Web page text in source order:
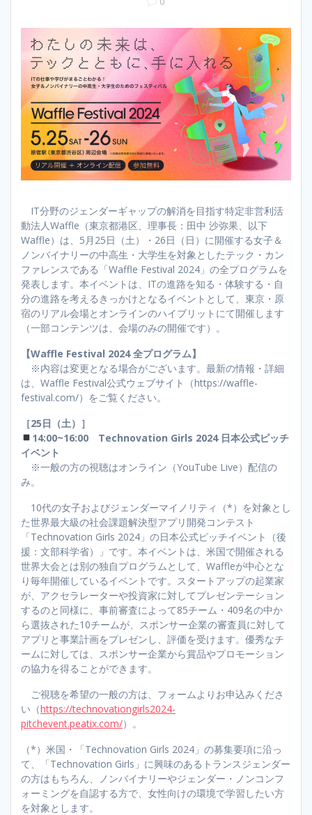
IT分野のジェンダーギャップの解消を目指す特定非営利活
動法人Waffle（東京都港区、理事長：田中 沙弥果、以下
Waffle）は、5月25日（土）・26日（日）に開催する女子＆
ノンバイナリーの中高生・大学生を対象としたテック・カン
ファレンスである「Waffle Festival 2024」の全プログラムを
発表します。本イベントは、ITの進路を知る・体験する・自
分の進路を考えるきっかけとなるイベントとして、東京・原
宿のリアル会場とオンラインのハイブリットにて開催します
（一部コンテンツは、会場のみの開催です）。
【Waffle Festival 2024 全プログラム】
※内容は変更となる場合がございます。最新の情報・詳細
は、Waffle Festival公式ウェブサイト（https://waffle-
festival.com/）をご覧ください。
［25日（土）］
14:00~16:00 Technovation Girls 2024 日本公式ピッチ
イベント
※一般の方の視聴はオンライン（YouTube Live）配信の
み。
10代の女子およびジェンダーマイノリティ（*）を対象とし
た世界最大級の社会課題解決型アプリ開発コンテスト
「Technovation Girls 2024」の日本公式ピッチイベント（後
援：文部科学省）」です。本イベントは、米国で開催される
世界大会とは別の独自プログラムとして、Waffleが中心とな
り毎年開催しているイベントです。スタートアップの起業家
が、アクセラレーターや投資家に対してプレゼンテーション
するのと同様に、事前審査によって85チーム・409名の中か
ら選抜された10チームが、スポンサー企業の審査員に対して
アプリと事業計画をプレゼンし、評価を受けます。優秀なチ
ームに対しては、スポンサー企業から賞品やプロモーション
の協力を得ることができます。
ご視聴を希望の一般の方は、フォームよりお申込みくださ
い（https://technovationgirls2024-
pitchevent.peatix.com/）。
（*）米国・「Technovation Girls 2024」の募集要項に沿っ
て、「Technovation Girls」に興味のあるトランスジェンダー
の方はもちろん、ノンバイナリーやジェンダー・ノンコンフ
ォーミングを自認する方で、女性向けの環境で学習したい方
を対象とします。